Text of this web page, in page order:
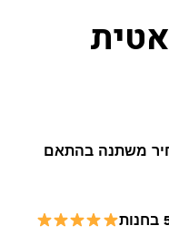
משתנה בהתאם